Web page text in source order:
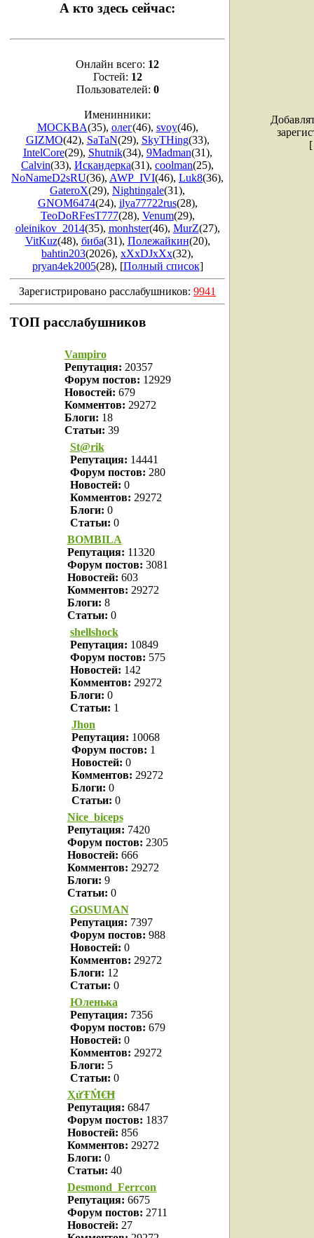
А кто здесь сейчас:
Онлайн всего: 12
Гостей: 12
Пользователей: 0
Именинники:
MOCKBA(35), олег(46), svoy(46),
GIZMO(42), SaTaN(29), SkyTHing(33),
IntelCore(29), Shutnik(34), 9Madman(31),
Calvin(33), Искандерка(31), coolman(25),
NoNameD2sRU(36), AWP_IVI(46), Luk8(36),
GateroX(29), Nightingale(31),
GNOM6474(24), ilya77722rus(28),
TeoDoRFesT777(28), Venum(29),
oleinikov_2014(35), monhster(46), MurZ(27),
VitKuz(48), биба(31), Полежайкин(20),
bahtin203(2026), xXxDJxXx(32),
pryan4ek2005(28), [Полный список]
Зарегистрировано расслабушников: 9941
ТОП расслабушников
Vampiro
Репутация: 20357
Форум постов: 12929
Новостей: 679
Комментов: 29272
Блоги: 18
Статьи: 39
St@rik
Репутация: 14441
Форум постов: 280
Новостей: 0
Комментов: 29272
Блоги: 0
Статьи: 0
BOMBILA
Репутация: 11320
Форум постов: 3081
Новостей: 603
Комментов: 29272
Блоги: 8
Статьи: 0
shellshock
Репутация: 10849
Форум постов: 575
Новостей: 142
Комментов: 29272
Блоги: 0
Статьи: 1
Jhon
Репутация: 10068
Форум постов: 1
Новостей: 0
Комментов: 29272
Блоги: 0
Статьи: 0
Nice_biceps
Репутация: 7420
Форум постов: 2305
Новостей: 666
Комментов: 29272
Блоги: 9
Статьи: 0
GOSUMAN
Репутация: 7397
Форум постов: 988
Новостей: 0
Комментов: 29272
Блоги: 12
Статьи: 0
Юленька
Репутация: 7356
Форум постов: 679
Новостей: 0
Комментов: 29272
Блоги: 5
Статьи: 0
ҲửŦṀ€Ħ
Репутация: 6847
Форум постов: 1837
Новостей: 856
Комментов: 29272
Блоги: 0
Статьи: 40
Desmond_Ferrcon
Репутация: 6675
Форум постов: 2711
Новостей: 27